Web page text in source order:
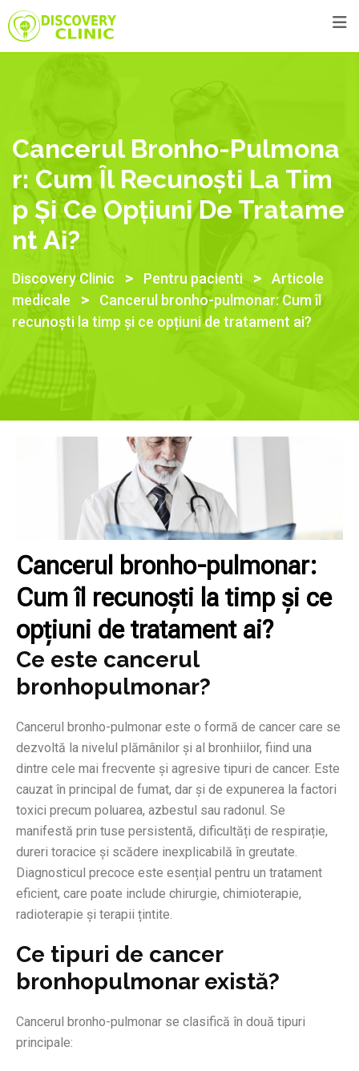
Cancerul Bronho-Pulmona
R: Cum Îl Recunoști La Tim
P Și Ce Opțiuni De Tratame
Nt Ai?
Discovery Clinic > Pentru pacienti >
Articole
medicale
>
Cancerul bronho-pulmonar: Cum îl
recunoști la timp și ce opțiuni de tratament ai?
Cancerul bronho-pulmonar:
Cum îl recunoști la timp și ce
opțiuni de tratament ai?
Ce este cancerul
bronhopulmonar?
Cancerul bronho-pulmonar este o formă de cancer care se
dezvoltă la nivelul plămânilor și al bronhiilor, fiind una
dintre cele mai frecvente și agresive tipuri de cancer. Este
cauzat în principal de fumat, dar și de expunerea la factori
toxici precum poluarea, azbestul sau radonul. Se
manifestă prin tuse persistentă, dificultăți de respirație,
dureri toracice și scădere inexplicabilă în greutate.
Diagnosticul precoce este esențial pentru un tratament
eficient, care poate include chirurgie, chimioterapie,
radioterapie și terapii țintite.
Ce tipuri de cancer
bronhopulmonar există?
Cancerul bronho-pulmonar se clasifică în două tipuri
principale: